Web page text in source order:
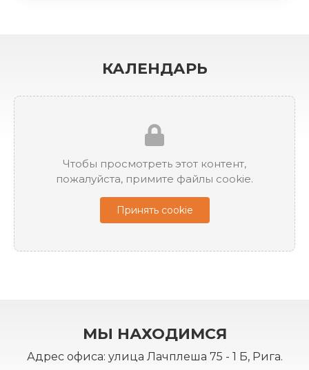
КАЛЕНДАРЬ
Чтобы просмотреть этот контент,
пожалуйста, примите файлы cookie.
Принять cookie
МЫ НАХОДИМСЯ
Адрес офиса: улица Лачплеша 75 - 1 Б, Рига.